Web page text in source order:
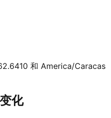
和 America/Caracas
化